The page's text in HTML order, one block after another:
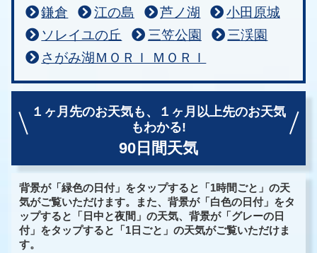
鎌倉
江の島 芦ノ湖
小田原城
ソレイユの丘
三笠公園
三渓園
さがみ湖ＭＯＲＩ ＭＯＲＩ
１ヶ月先のお天気も、
１ヶ月以上先のお天気
もわかる!
90日間天気
背景が「緑色の日付」をタップすると「1時間ごと」の天
気がご覧いただけます。また、背景が「白色の日付」をタ
ップすると「日中と夜間」の天気、背景が「グレーの日
付」をタップすると「1日ごと」の天気がご覧いただけま
す。